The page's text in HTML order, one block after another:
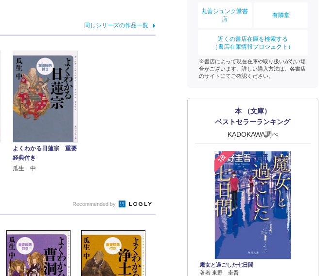
同じシリーズの作品一覧
よくわかる日蓮宗 重要
経典付き
瓜生 中
丸善ジュンク堂書
店
有隣堂
近くの書店在庫を検索する
（書店在庫情報プロジェクト）
※書店によって現在在庫や取り扱いがない場
合がございます。詳しい購入方法は、各書店
のサイトにてご確認ください。
本 （文庫）
ベストセラーランキング
KADOKAWA調べ
1位
魔女と過ごした七日間
著者 東野 圭吾
Recommended by